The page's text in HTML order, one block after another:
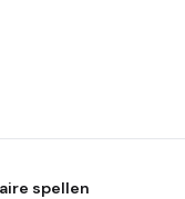
spellen